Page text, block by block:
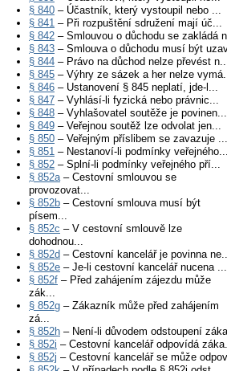
§ 840 – Účastník, který vystoupil nebo ...
§ 841 – Při rozpuštění sdružení mají úč...
§ 842 – Smlouvou o důchodu se zakládá
§ 843 – Smlouva o důchodu musí být
§ 844 – Právo na důchod nelze převést
§ 845 – Výhry ze sázek a her nelze
§ 846 – Ustanovení § 845 neplatí, jde-l...
§ 847 – Vyhlásí-li fyzická nebo právnic...
§ 848 – Vyhlašovatel soutěže je povinen...
§ 849 – Veřejnou soutěž lze odvolat jen...
§ 850 – Veřejným příslibem se zavazuje ...
§ 851 – Nestanoví-li podmínky veřejného...
§ 852 – Splní-li podmínky veřejného pří...
§ 852a– Cestovní smlouvou se
provozovat...
§ 852b – Cestovní smlouva musí být
písem...
§ 852c – V cestovní smlouvě lze
dohodnou...
§ 852d – Cestovní kancelář je povinna
§ 852e – Je-li cestovní kancelář nucena ...
§ 852f – Před zahájením zájezdu může
zák...
§ 852g – Zákazník může před zahájením
zá...
§ 852h – Není-li důvodem odstoupení
§ 852i – Cestovní kancelář odpovídá
§ 852j – Cestovní kancelář se může